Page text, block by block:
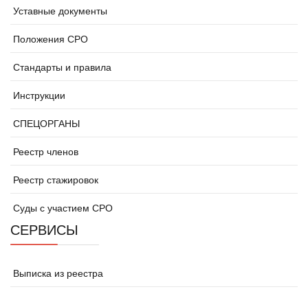
Уставные документы
Положения СРО
Стандарты и правила
Инструкции
СПЕЦОРГАНЫ
Реестр членов
Реестр стажировок
Суды с участием СРО
СЕРВИСЫ
Выписка из реестра